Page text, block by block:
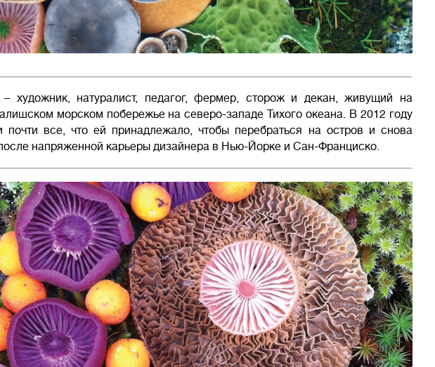
художник, натуралист, педагог, фермер, сторож и декан, живущий на
морском побережье на северо-западе Тихого океана. В 2012 году
все, что ей принадлежало, чтобы перебраться на остров и снова
напряженной карьеры дизайнера в Нью-Йорке и Сан-Франциско.